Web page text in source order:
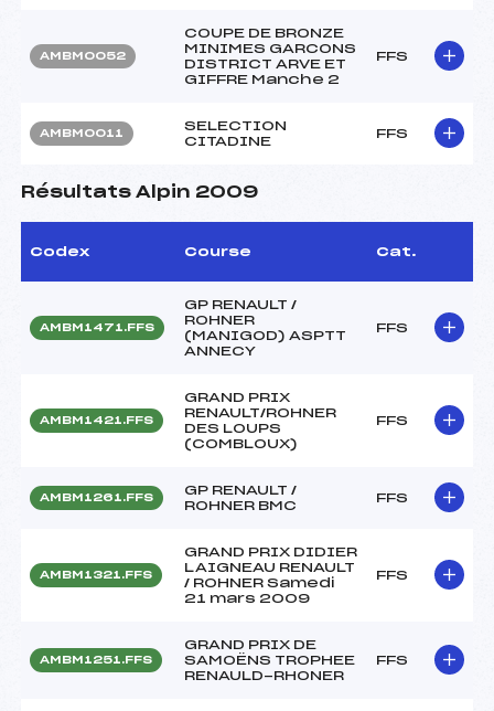
AMBM0052
COUPE DE BRONZE
MINIMES GARCONS
DISTRICT ARVE ET
GIFFRE Manche 2
FFS
AMBM0011
SELECTION
CITADINE
FFS
Résultats Alpin 2009
Codex Course Cat.
AMBM1471.FFS
GP RENAULT /
ROHNER
(MANIGOD) ASPTT
ANNECY
FFS
AMBM1421.FFS
GRAND PRIX
RENAULT/ROHNER
DES LOUPS
(COMBLOUX)
FFS
AMBM1261.FFS
GP RENAULT /
ROHNER BMC
FFS
AMBM1321.FFS
GRAND PRIX DIDIER
LAIGNEAU RENAULT
/ ROHNER Samedi
21 mars 2009
FFS
AMBM1251.FFS
GRAND PRIX DE
SAMOËNS TROPHEE
RENAULD-RHONER
FFS